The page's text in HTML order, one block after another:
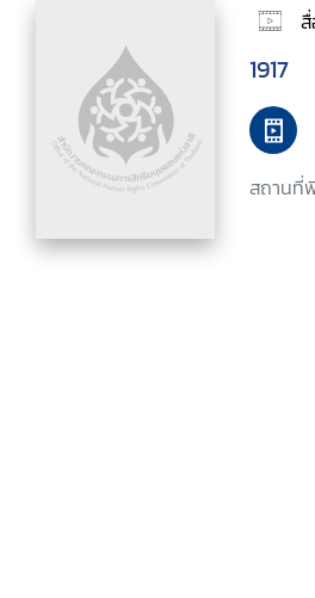
1917
สถานที่